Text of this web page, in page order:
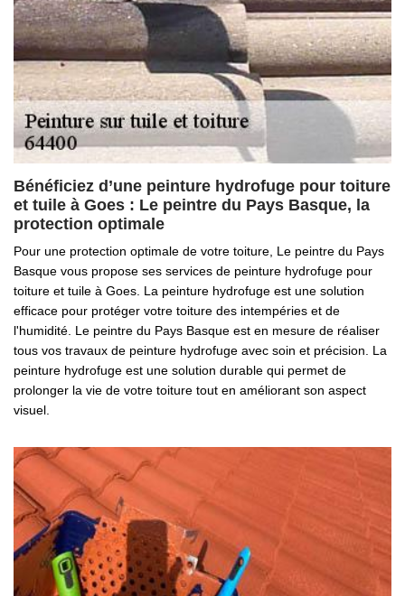
Bénéficiez d’une peinture hydrofuge pour toiture
et tuile à Goes : Le peintre du Pays Basque, la
protection optimale
Pour une protection optimale de votre toiture, Le peintre du Pays
Basque vous propose ses services de peinture hydrofuge pour
toiture et tuile à Goes. La peinture hydrofuge est une solution
efficace pour protéger votre toiture des intempéries et de
l'humidité. Le peintre du Pays Basque est en mesure de réaliser
tous vos travaux de peinture hydrofuge avec soin et précision. La
peinture hydrofuge est une solution durable qui permet de
prolonger la vie de votre toiture tout en améliorant son aspect
visuel.